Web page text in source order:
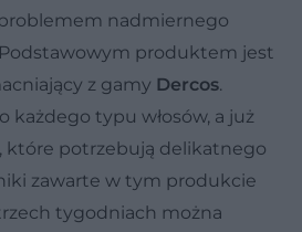
nadmiernego
Podstawowym produktem jest
z gamy Dercos.
każdego typu włosów, a już
które potrzebują delikatnego
zawarte w tym produkcie
tygodniach można